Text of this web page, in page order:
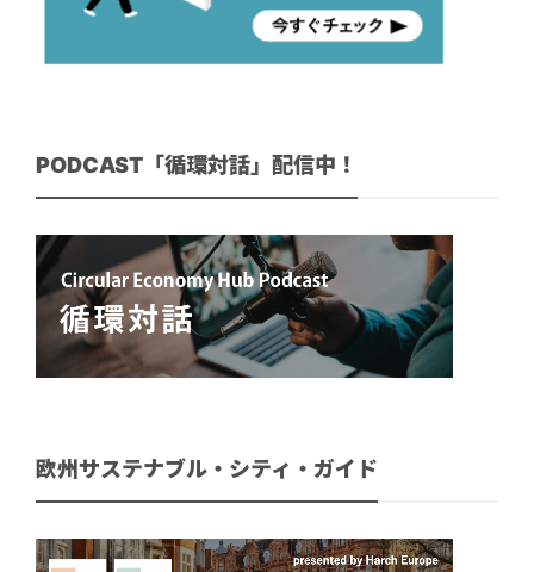
PODCAST「循環対話」配信中！
欧州サステナブル・シティ・ガイド